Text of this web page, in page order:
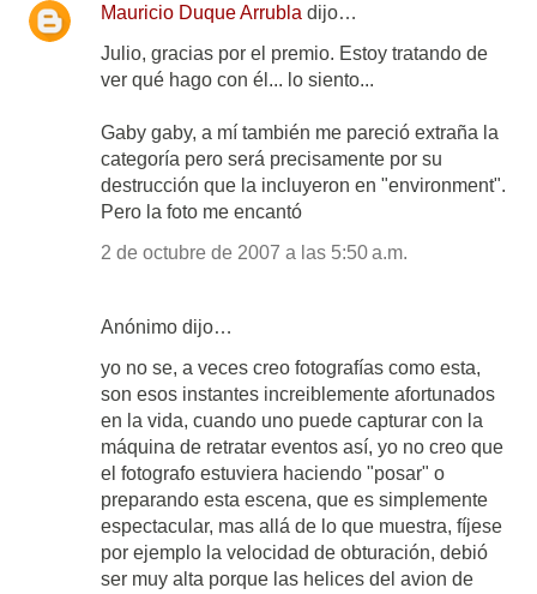
Mauricio Duque Arrubla dijo…
Julio, gracias por el premio. Estoy tratando de
ver qué hago con él... lo siento...
Gaby gaby, a mí también me pareció extraña la
categoría pero será precisamente por su
destrucción que la incluyeron en "environment".
Pero la foto me encantó
2 de octubre de 2007 a las 5:50 a.m.
Anónimo dijo…
yo no se, a veces creo fotografías como esta,
son esos instantes increiblemente afortunados
en la vida, cuando uno puede capturar con la
máquina de retratar eventos así, yo no creo que
el fotografo estuviera haciendo "posar" o
preparando esta escena, que es simplemente
espectacular, mas allá de lo que muestra, fíjese
por ejemplo la velocidad de obturación, debió
ser muy alta porque las helices del avion de